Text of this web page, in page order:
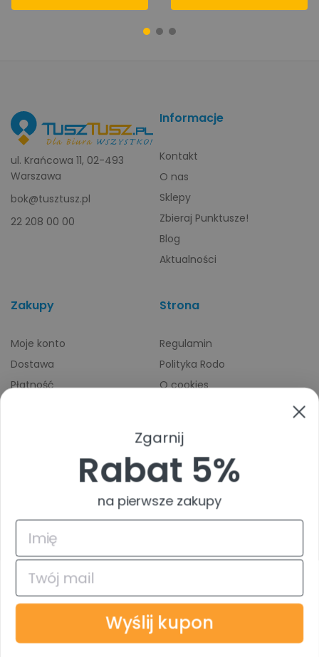
ul. Krańcowa 11, 02-493
Warszawa
bok@tusztusz.pl
22 208 00 00
Informacje
Kontakt
O nas
Sklepy
Zbieraj Punktusze!
Blog
Aktualności
Zakupy
Moje konto
Dostawa
Płatność
Strona
Regulamin
Polityka Rodo
O cookies
4.9
Na podstawie
© 2026 TuszTusz.pl - Warszawa
Bezpieczeństwo danych dzięki
Zgarnij
Rabat 5%
na pierwsze zakupy
Wyślij kupon